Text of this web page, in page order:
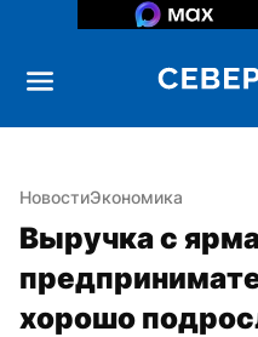
НовостиЭкономика
Выручка с
хорошо